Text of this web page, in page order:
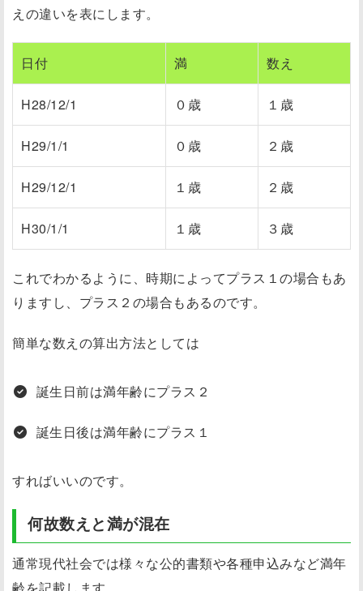
えの違いを表にします。
日付 満 数え
H28/12/1 ０歳 １歳
H29/1/1 ０歳 ２歳
H29/12/1 １歳 ２歳
H30/1/1 １歳 ３歳
これでわかるように、時期によってプラス１の場合もあ
りますし、プラス２の場合もあるのです。
簡単な数えの算出方法としては
誕生日前は満年齢にプラス２
誕生日後は満年齢にプラス１
すればいいのです。
何故数えと満が混在
通常現代社会では様々な公的書類や各種申込みなど満年
齢を記載します。